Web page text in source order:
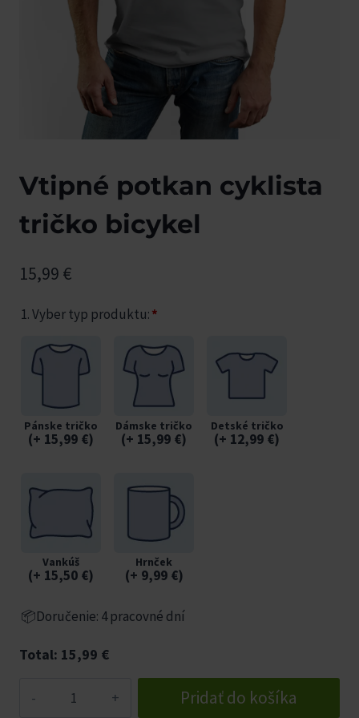
Vtipné potkan cyklista
tričko bicykel
15,99 €
1. Vyber typ produktu:*
Pánske tričko
(+ 15,99 €)
Dámske tričko
(+ 15,99 €)
Detské tričko
(+ 12,99 €)
Vankúš
(+ 15,50 €)
Hrnček
(+ 9,99 €)
📦Doručenie: 4 pracovné dní
Total: 15,99 €
Pridať do košíka